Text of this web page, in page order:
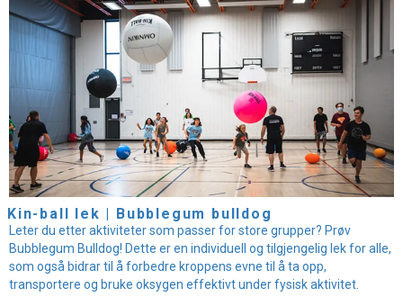
Kin-ball lek | Bubblegum bulldog
Leter du etter aktiviteter som passer for store grupper? Prøv
Bubblegum Bulldog! Dette er en individuell og tilgjengelig lek for alle,
som også bidrar til å forbedre kroppens evne til å ta opp,
transportere og bruke oksygen effektivt under fysisk aktivitet.